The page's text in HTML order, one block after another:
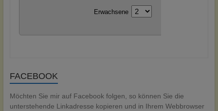
FACEBOOK
Möchten Sie mir auf Facebook folgen, so können Sie die
unterstehende Linkadresse kopieren und in Ihrem Webbrowser